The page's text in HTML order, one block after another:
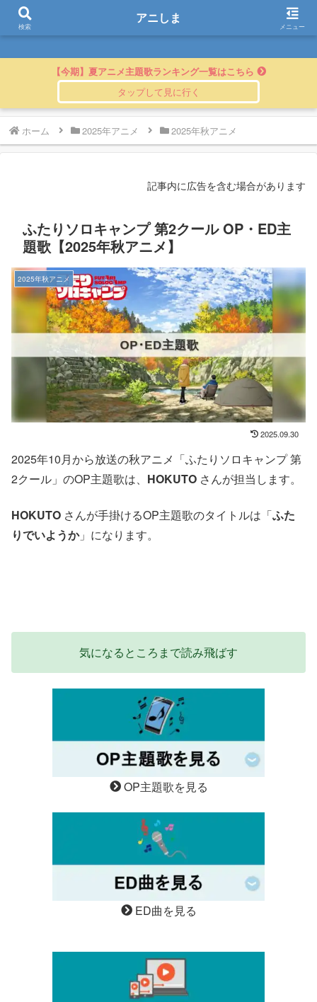
アニしま
【今期】夏アニメ主題歌ランキング一覧はこちら
ホーム 2025年アニメ 2025年秋アニメ
記事内に広告を含む場合があります
ふたりソロキャンプ 第2クール OP・ED主
題歌【2025年秋アニメ】
2025年秋アニメ
2025.09.30
2025年10月から放送の秋アニメ「ふたりソロキャンプ 第
2クール」のOP主題歌は、 HOKUTO さんが担当します。
HOKUTO さんが手掛けるOP主題歌のタイトルは「ふた
りでいようか」になります。
気になるところまで読み飛ばす
OP主題歌を見る
ED曲を見る
検索
アニしま
メニュー